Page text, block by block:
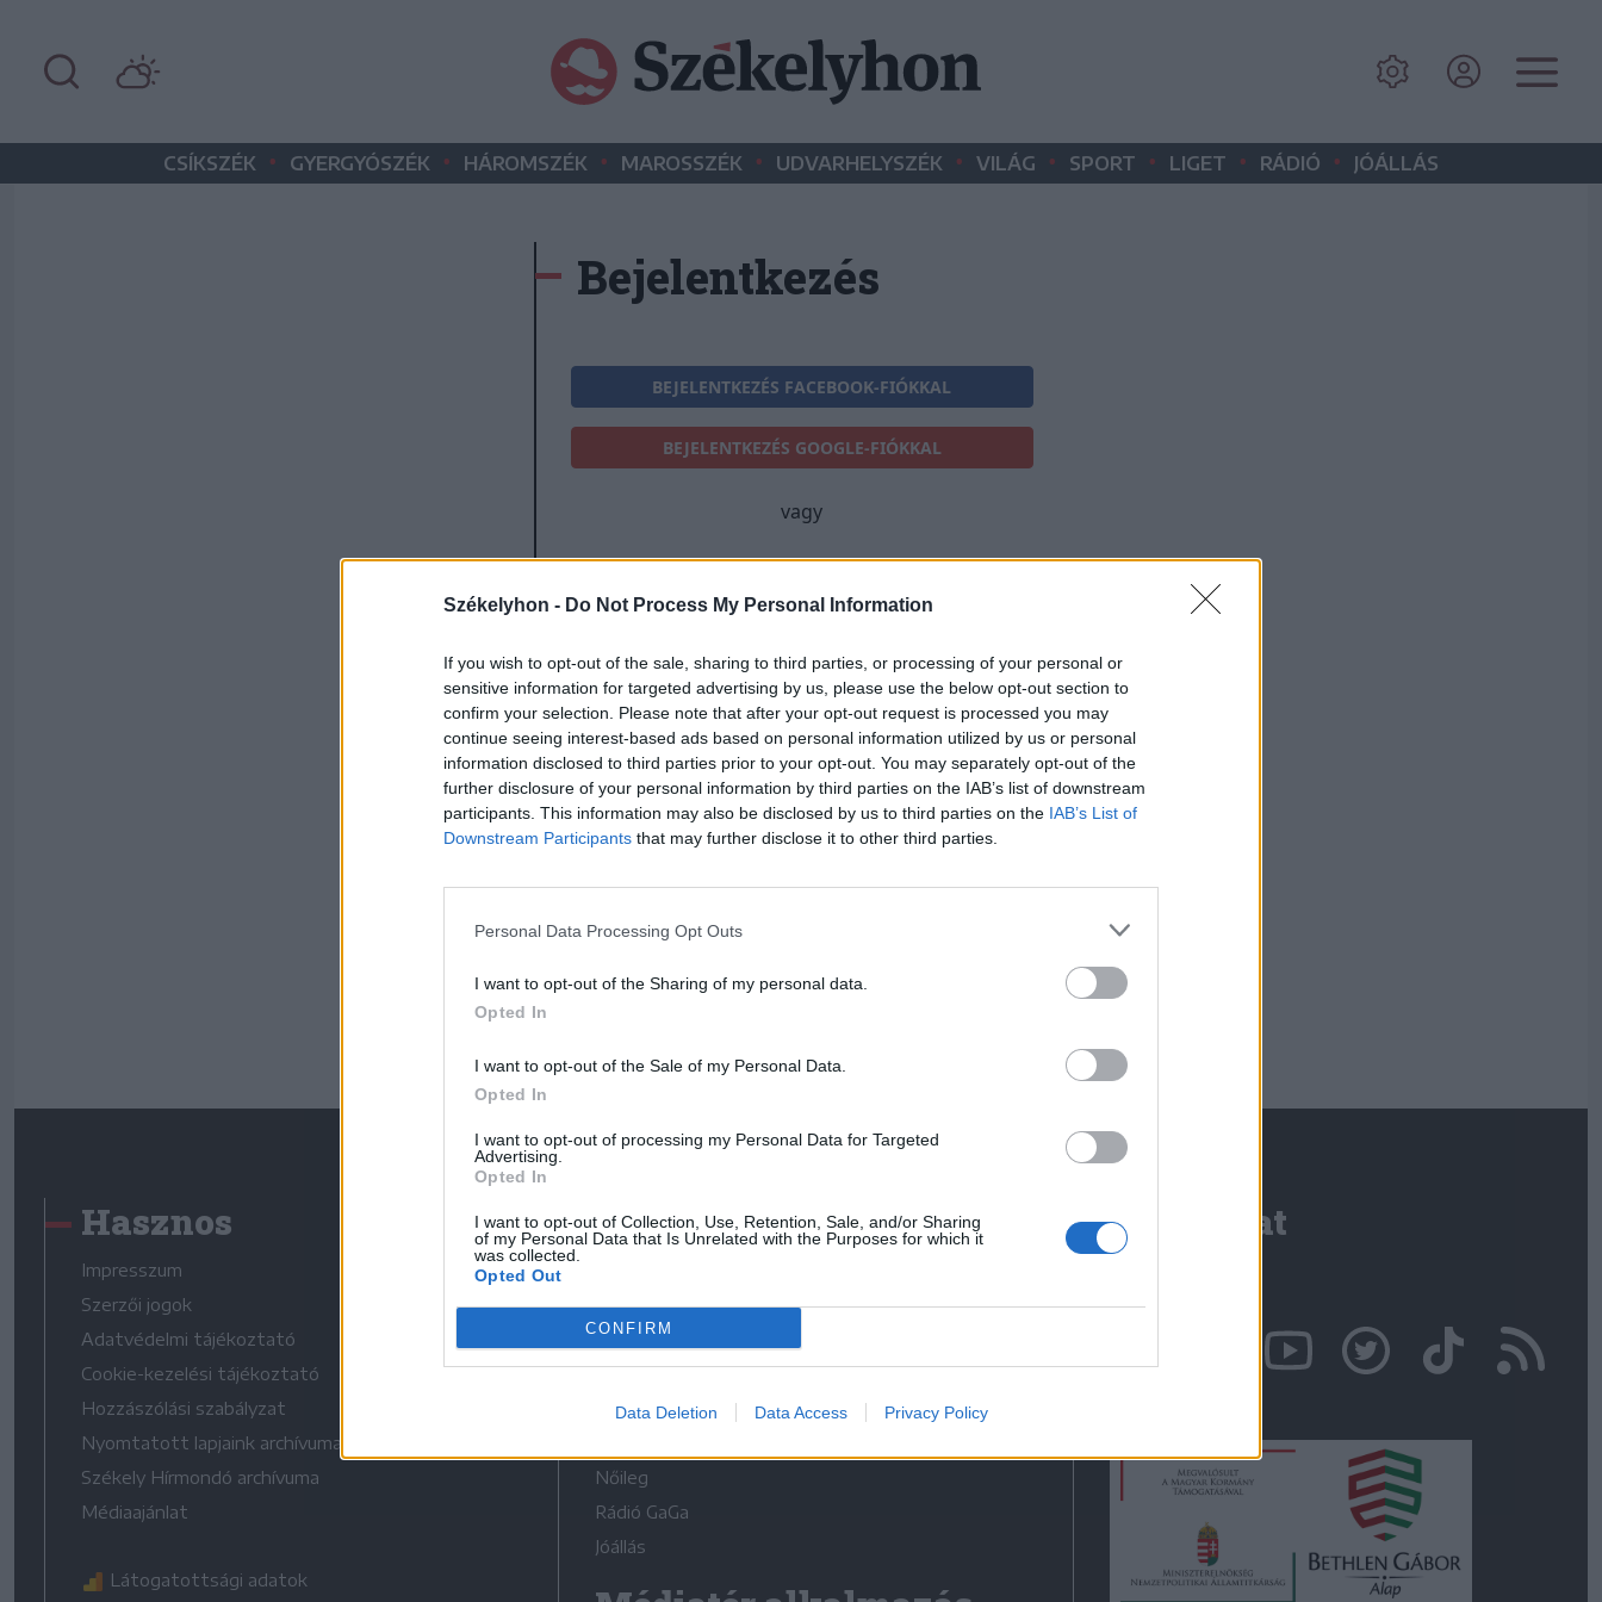
Székelyhon - Do Not Process My Personal Information
If you wish to opt-out of the sale, sharing to third parties, or processing of your personal or
sensitive information for targeted advertising by us, please use the below opt-out section to
confirm your selection. Please note that after your opt-out request is processed you may
continue seeing interest-based ads based on personal information utilized by us or personal
information disclosed to third parties prior to your opt-out. You may separately opt-out of the
further disclosure of your personal information by third parties on the IAB’s list of downstream
participants. This information may also be disclosed by us to third parties on the IAB’s List of
Downstream Participants that may further disclose it to other third parties.
Personal Data Processing Opt Outs
I want to opt-out of the Sharing of my personal data.
Opted In
I want to opt-out of the Sale of my Personal Data.
Opted In
I want to opt-out of processing my Personal Data for Targeted
Advertising.
Opted In
I want to opt-out of Collection, Use, Retention, Sale, and/or Sharing
of my Personal Data that Is Unrelated with the Purposes for which it
was collected.
Opted Out
CONFIRM
Data Deletion Data Access Privacy Policy
CSÍKSZÉK • GYERGYÓSZÉK • HÁROMSZÉK • MAROSSZÉK • UDVARHELYSZÉK • VILÁG • SPORT • LIGET • RÁDIÓ • JÓÁLLÁS
Bejelentkezés
BEJELENTKEZÉS FACEBOOK-FIÓKKAL
BEJELENTKEZÉS GOOGLE-FIÓKKAL
vagy
E-mail-cím
Jelszó
Elfelejtette a jelszavát?
BEJELENTKEZÉS
Hasznos
Impresszum
Szerzői jogok
Adatvédelmi tájékoztató
Cookie-kezelési tájékoztató
Hozzászólási szabályzat
Nyomtatott lapjaink archívuma
Székely Hírmondó archívuma
Médiaajánlat
Látogatottsági adatok
Médiatér
Liget
Krónika
Bihari Napló
Erdélyi Napló
Nőileg
Rádió GaGa
Jóállás
Kapcsolat